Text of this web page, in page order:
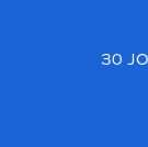
30